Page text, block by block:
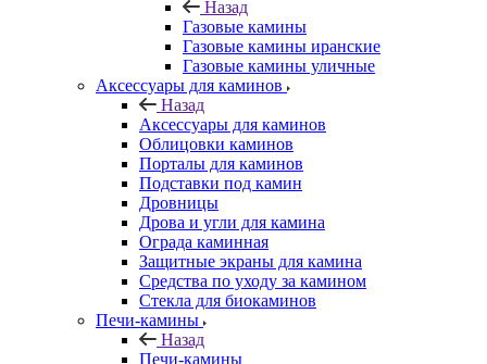
Назад
Газовые камины
Газовые камины иранские
Газовые камины уличные
Аксессуары для каминов
Назад
Аксессуары для каминов
Облицовки каминов
Порталы для каминов
Подставки под камин
Дровницы
Дрова и угли для камина
Ограда каминная
Защитные экраны для камина
Средства по уходу за камином
Стекла для биокаминов
Печи-камины
Назад
Печи-камины